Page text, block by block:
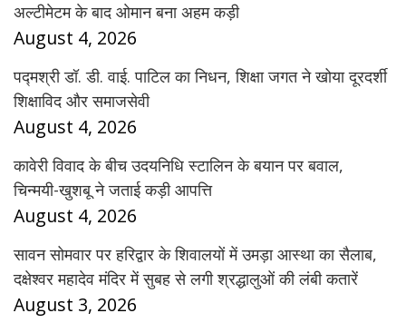
अल्टीमेटम के बाद ओमान बना अहम कड़ी
August 4, 2026
पद्मश्री डॉ. डी. वाई. पाटिल का निधन, शिक्षा जगत ने खोया दूरदर्शी
शिक्षाविद और समाजसेवी
August 4, 2026
कावेरी विवाद के बीच उदयनिधि स्टालिन के बयान पर बवाल,
चिन्मयी-खुशबू ने जताई कड़ी आपत्ति
August 4, 2026
सावन सोमवार पर हरिद्वार के शिवालयों में उमड़ा आस्था का सैलाब,
दक्षेश्वर महादेव मंदिर में सुबह से लगी श्रद्धालुओं की लंबी कतारें
August 3, 2026